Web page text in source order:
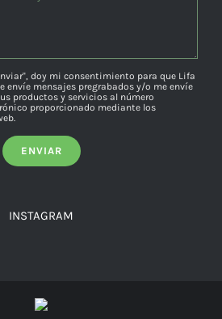
doy mi consentimiento para que Lifa
envíe mensajes pregrabados y/o me envíe
productos y servicios al número
proporcionado mediante los
INSTAGRAM